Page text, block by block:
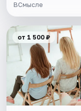
ВСмысле
от 1 500 ₽